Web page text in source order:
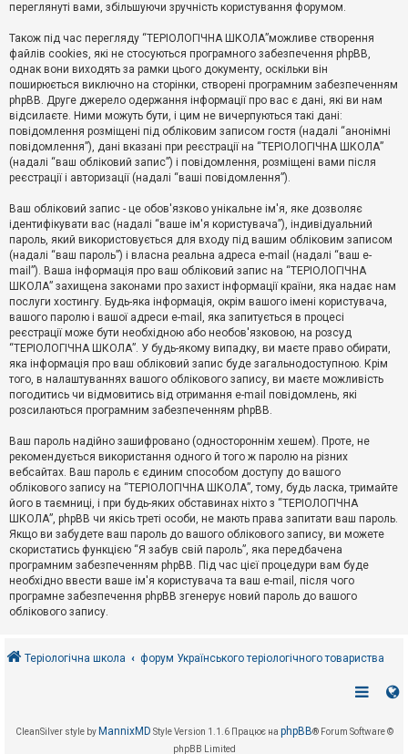
о
і
д
е
й
А
т
и
в
е
м
и
П
о
ш
у
Д
о
м
о
г
переглянуті вами, збільшуючи зручність користування форумом.
Також під час перегляду “ТЕРІОЛОГІЧНА ШКОЛА”можливе створення
файлів cookies, які не стосуються програмного забезпечення phpBB,
однак вони виходять за рамки цього документу, оскільки він
поширюється виключно на сторінки, створені програмним забезпеченням
phpBB. Друге джерело одержання інформації про вас є дані, які ви нам
відсилаєте. Ними можуть бути, і цим не вичерпуються такі дані:
повідомлення розміщені під обліковим записом гостя (надалі “анонімні
повідомлення”), дані вказані при реєстрації на “ТЕРІОЛОГІЧНА ШКОЛА”
(надалі “ваш обліковий запис”) і повідомлення, розміщені вами після
реєстрації і авторизації (надалі “ваші повідомлення”).
Ваш обліковий запис - це обов'язково унікальне ім'я, яке дозволяє
ідентифікувати вас (надалі “ваше ім'я користувача”), індивідуальний
пароль, який використовується для входу під вашим обліковим записом
(надалі “ваш пароль”) і власна реальна адреса e-mail (надалі “ваш e-
mail”). Ваша інформація про ваш обліковий запис на “ТЕРІОЛОГІЧНА
ШКОЛА” захищена законами про захист інформації країни, яка надає нам
послуги хостингу. Будь-яка інформація, окрім вашого імені користувача,
вашого паролю і вашої адреси e-mail, яка запитується в процесі
реєстрації може бути необхідною або необов'язковою, на розсуд
“ТЕРІОЛОГІЧНА ШКОЛА”. У будь-якому випадку, ви маєте право обирати,
яка інформація про ваш обліковий запис буде загальнодоступною. Крім
того, в налаштуваннях вашого облікового запису, ви маєте можливість
погодитись чи відмовитись від отримання e-mail повідомлень, які
розсилаються програмним забезпеченням phpBB.
Ваш пароль надійно зашифровано (одностороннім хешем). Проте, не
рекомендується використання одного й того ж паролю на різних
вебсайтах. Ваш пароль є єдиним способом доступу до вашого
облікового запису на “ТЕРІОЛОГІЧНА ШКОЛА”, тому, будь ласка, тримайте
його в таємниці, і при будь-яких обставинах ніхто з “ТЕРІОЛОГІЧНА
ШКОЛА”, phpBB чи якісь треті особи, не мають права запитати ваш пароль.
Якщо ви забудете ваш пароль до вашого облікового запису, ви можете
скористатись функцією “Я забув свій пароль”, яка передбачена
програмним забезпеченням phpBB. Під час цієї процедури вам буде
необхідно ввести ваше ім'я користувача та ваш e-mail, після чого
програмне забезпечення phpBB згенерує новий пароль до вашого
облікового запису.
Теріологічна школа форум Українського теріологічного товариства
CleanSilver style by MannixMD Style Version 1.1.6 Працює на phpBB® Forum Software ©
phpBB Limited